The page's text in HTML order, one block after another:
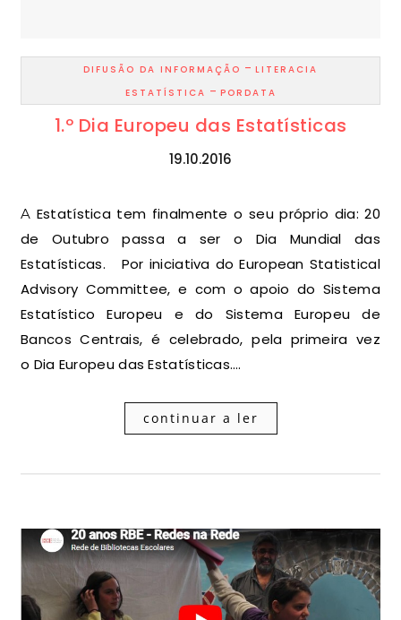
DIFUSÃO DA INFORMAÇÃO - LITERACIA
ESTATÍSTICA - PORDATA
1.º Dia Europeu das Estatísticas
19.10.2016
A Estatística tem finalmente o seu próprio dia: 20
de Outubro passa a ser o Dia Mundial das
Estatísticas. Por iniciativa do European Statistical
Advisory Committee, e com o apoio do Sistema
Estatístico Europeu e do Sistema Europeu de
Bancos Centrais, é celebrado, pela primeira vez
o Dia Europeu das Estatísticas.…
continuar a ler